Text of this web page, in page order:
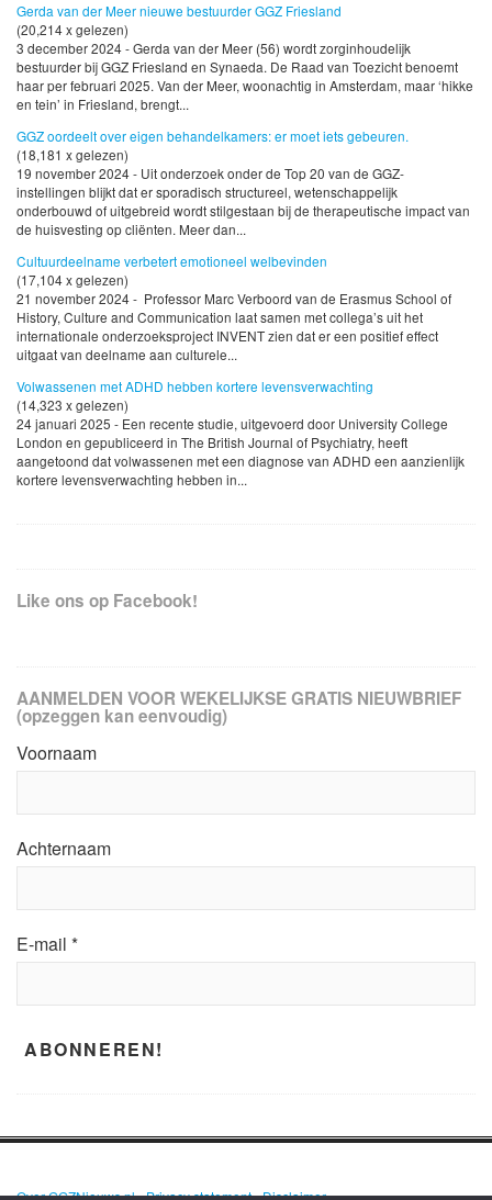
Gerda van der Meer nieuwe bestuurder GGZ Friesland
(20,214 x gelezen)
3 december 2024 - Gerda van der Meer (56) wordt zorginhoudelijk
bestuurder bij GGZ Friesland en Synaeda. De Raad van Toezicht benoemt
haar per februari 2025. Van der Meer, woonachtig in Amsterdam, maar ‘hikke
en tein’ in Friesland, brengt...
GGZ oordeelt over eigen behandelkamers: er moet iets gebeuren.
(18,181 x gelezen)
19 november 2024 - Uit onderzoek onder de Top 20 van de GGZ-
instellingen blijkt dat er sporadisch structureel, wetenschappelijk
onderbouwd of uitgebreid wordt stilgestaan bij de therapeutische impact van
de huisvesting op cliënten. Meer dan...
Cultuurdeelname verbetert emotioneel welbevinden
(17,104 x gelezen)
21 november 2024 - Professor Marc Verboord van de Erasmus School of
History, Culture and Communication laat samen met collega’s uit het
internationale onderzoeksproject INVENT zien dat er een positief effect
uitgaat van deelname aan culturele...
Volwassenen met ADHD hebben kortere levensverwachting
(14,323 x gelezen)
24 januari 2025 - Een recente studie, uitgevoerd door University College
London en gepubliceerd in The British Journal of Psychiatry, heeft
aangetoond dat volwassenen met een diagnose van ADHD een aanzienlijk
kortere levensverwachting hebben in...
Like ons op Facebook!
AANMELDEN VOOR WEKELIJKSE GRATIS NIEUWBRIEF
(opzeggen kan eenvoudig)
Voornaam
Achternaam
E-mail *
Over GGZNieuws.nl•Privacy statement•Disclaimer